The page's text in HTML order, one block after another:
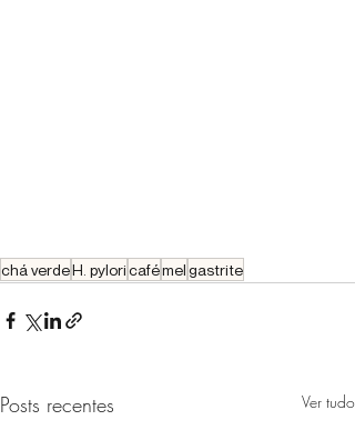
chá verdeH. pyloricafémelgastrite
Posts recentes Ver tudo